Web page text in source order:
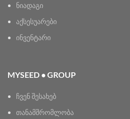
ნიადაგი
აქსესუარები
ინვენტარი
MYSEED • GROUP
ჩვენ შესახებ
თანამშრომლობა